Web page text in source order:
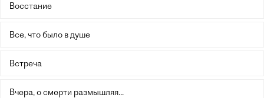
Восстание
Все, что было в душе
Встреча
Вчера, о смерти размышляя...